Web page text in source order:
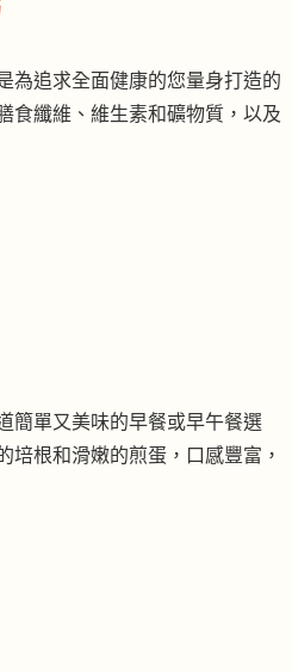
為追求全面健康的您量身打造的
食纖維、維生素和礦物質，以及
簡單又美味的早餐或早午餐選
培根和滑嫩的煎蛋，口感豐富，